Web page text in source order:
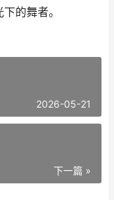
的舞者。
2026-05-21
下一篇 »